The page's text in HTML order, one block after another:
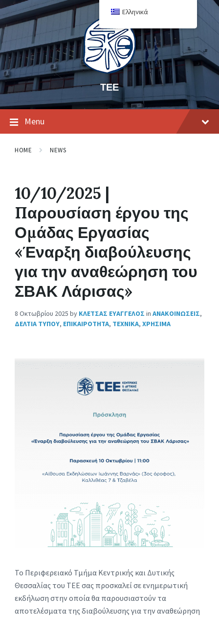
ΤΕΕ
Menu
HOME NEWS
10/10/2025 |
Παρουσίαση έργου της
Ομάδας Εργασίας
«Έναρξη διαβούλευσης
για την αναθεώρηση του
ΣΒΑΚ Λάρισας»
8 Οκτωβρίου 2025 by ΚΛΕΤΣΑΣ ΕΥΑΓΓΕΛΟΣ in ΑΝΑΚΟΙΝΩΣΕΙΣ,
ΔΕΛΤΙΑ ΤΥΠΟΥ, ΕΠΙΚΑΙΡΟΤΗΤΑ, ΤΕΧΝΙΚΑ, ΧΡΗΣΙΜΑ
Το Περιφερειακό Τμήμα Κεντρικής και Δυτικής
Θεσσαλίας του ΤΕΕ σας προσκαλεί σε ενημερωτική
εκδήλωση στην οποία θα παρουσιαστούν τα
αποτελέσματα της διαβούλευσης για την αναθεώρηση
Ελληνικά